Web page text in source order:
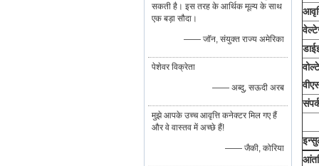
सकती है। इस तरह के आर्थिक मूल्य के साथ
एक बड़ा सौदा।
—— जॉन, संयुक्त राज्य अमेरिका
पेशेवर विक्रेता
—— अब्दु, सऊदी अरब
मुझे आपके उच्च आवृत्ति कनेक्टर मिल गए हैं
और वे वास्तव में अच्छे हैं!
—— जैकी, कोरिया